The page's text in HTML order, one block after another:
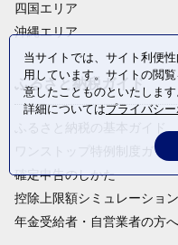
四国エリア
沖縄エリア
ふるさと納税ガイド
ふるさと納税の基本ガイド
ワンストップ特例制度ガイド
確定申告のしかた
控除上限額シミュレーション
年金受給者・自営業者の方へ
当サイトでは、サイト利便
用しています。サイトの閲
意したことものといたします
詳細についてはプライバシ